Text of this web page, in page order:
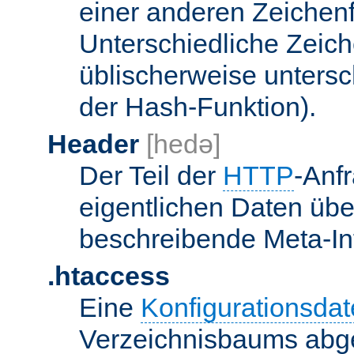
einer anderen
Unterschiedliche
üblischerweise
der Hash-Funktion).
Header [hedə]
Der Teil der HTTP-
eigentlichen Daten
beschreibende Meta-
.htaccess
Eine
Verzeichnisbaums